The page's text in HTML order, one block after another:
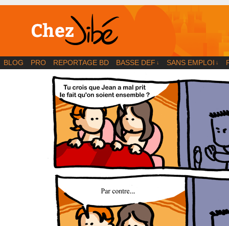
BD | Illustration | Blog
BLOG PRO REPORTAGE BD BASSE DEF ↓ SANS EMPLOI ↓